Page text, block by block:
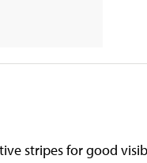
stripes for good